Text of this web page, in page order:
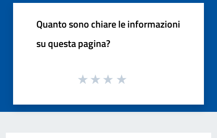
Quanto sono chiare le informazioni
su questa pagina?